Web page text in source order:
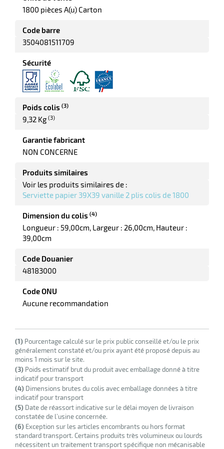
1800 pièces A(u) Carton
Code barre
3504081511709
Sécurité
Poids colis (3)
9,32 Kg (3)
Garantie fabricant
NON CONCERNE
Produits similaires
Voir les produits similaires de :
Serviette papier 39X39 vanille 2 plis colis de 1800
Dimension du colis (4)
Longueur : 59,00cm Largeur : 26,00cm Hauteur :
39,00cm
Code Douanier
48183000
Code ONU
Aucune recommandation
(1) Pourcentage calculé sur le prix public conseillé et/ou le prix
généralement constaté et/ou prix ayant été proposé depuis au
moins 1 mois sur le site.
(3) Poids estimatif brut du produit avec emballage donné à titre
indicatif pour transport
(4) Dimensions brutes du colis avec emballage données à titre
indicatif pour transport
(5) Date de réassort indicative sur le délai moyen de livraison
constatée de l’usine concernée.
(6) Exception sur les articles encombrants ou hors format
standard transport. Certains produits très volumineux ou lourds
nécessitent un traitement transport spécifique non mécanisable